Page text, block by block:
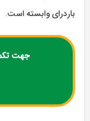
باردرای وابسته است.
جهت